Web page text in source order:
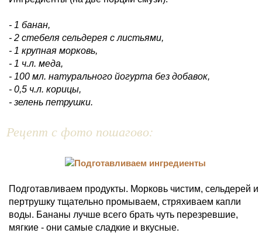
- 1 банан,
- 2 стебеля сельдерея с листьями,
- 1 крупная морковь,
- 1 ч.л. меда,
- 100 мл. натурального йогурта без добавок,
- 0,5 ч.л. корицы,
- зелень петрушки.
Рецепт с фото пошагово:
Подготавливаем продукты. Морковь чистим, сельдерей и
пертрушку тщательно промываем, стряхиваем капли
воды. Бананы лучше всего брать чуть перезревшие,
мягкие - они самые сладкие и вкусные.